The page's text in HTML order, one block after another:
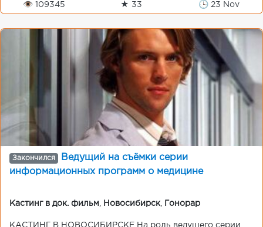
👁 109345 ★ 33 🕒 23 Nov
Закончился
Ведущий на съёмки серии
информационных программ о медицине
Кастинг в док. фильм Новосибирск, Гонорар
КАСТИНГ В НОВОСИБИРСКЕ На роль ведущего серии